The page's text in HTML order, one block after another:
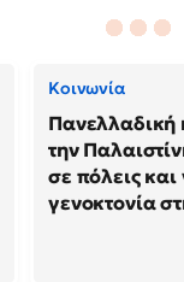
Κοινωνία
Πανελλαδική
την
σε πόλεις και
γενοκτονία